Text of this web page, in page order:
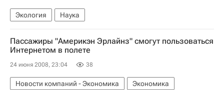
Экология Наука
Пассажиры "Америкэн Эрлайнз" смогут пользоваться
Интернетом в полете
24 июня 2008, 23:04 38
Новости компаний - Экономика Экономика